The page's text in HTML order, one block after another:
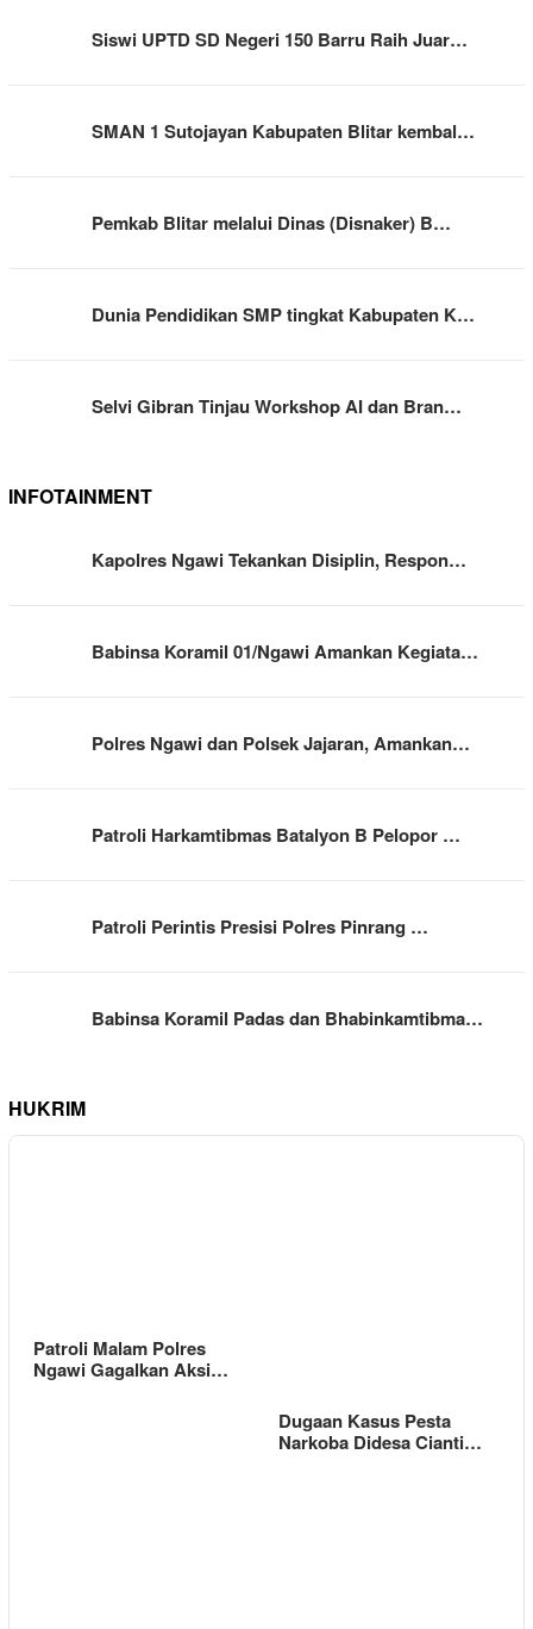
Siswi UPTD SD Negeri 150 Barru Raih Juar…
SMAN 1 Sutojayan Kabupaten Blitar kembal…
Pemkab Blitar melalui Dinas (Disnaker) B…
Dunia Pendidikan SMP tingkat Kabupaten K…
Selvi Gibran Tinjau Workshop AI dan Bran…
INFOTAINMENT
Kapolres Ngawi Tekankan Disiplin, Respon…
Babinsa Koramil 01/Ngawi Amankan Kegiata…
Polres Ngawi dan Polsek Jajaran, Amankan…
Patroli Harkamtibmas Batalyon B Pelopor …
Patroli Perintis Presisi Polres Pinrang …
Babinsa Koramil Padas dan Bhabinkamtibma…
HUKRIM
Patroli Malam Polres
Ngawi Gagalkan Aksi…
Dugaan Kasus Pesta
Narkoba Didesa Cianti…